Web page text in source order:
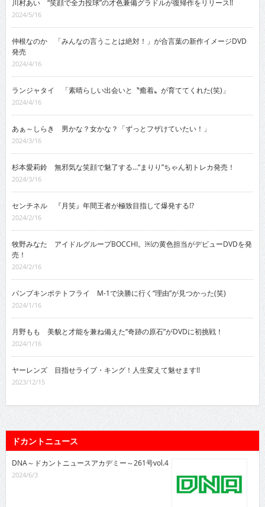
川村あい “笑顔で全力投球”の才色兼備グラドルが復帰作をリリース!!
2024/5/16
仲根なのか 「みんなの言うことは絶対！」が合言葉の新作イメージDVD
発売
2024/4/16
ランジャタイ 「素晴らしい出会いと〝癒着〟が育ててくれた(笑)」
2024/4/16
あぁ～しらき 男かな？女かな？「ずっとフザけていたい！」
2024/3/16
杉本愛莉鈴 無邪気な笑顔で魅了する…“まりり”ちゃん初トレカ発売！
2024/3/16
センチネル 『月笑』年間王者が極致目指して爆発する!?
2024/2/16
牧野みなた アイドルグループBOCCHI。￼の黄色担当がデビューDVDを発
売！
2024/2/16
パンプキンポテトフライ M-1で決勝に行く“理由”が見つかった(笑)
2024/1/16
月野もも 美貌と才能を兼ね備えた“奇跡の原石”がDVDに初挑戦！
2024/1/16
ヤーレンズ 目指せライブ・キング！人生変えて魅せます!!
2023/12/15
ドカントニュース
DNA～ドカントニュースアカデミー～261号vol.4
2024/6/3